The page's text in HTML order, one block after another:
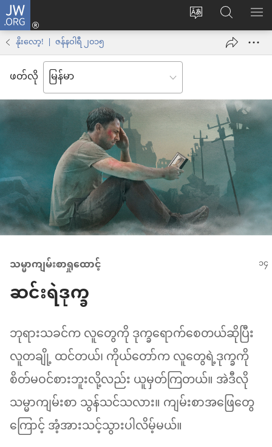
JW.ORG
ဝ
ဘာသာစကား
ကို
ပြောင်း
ပါ
Log
in
အသစ်
ဖွ
င့်
တယ်)
JW.ORG
ရှာ
နိုးလော့! | ဇန်နဝါရီ ၂၀၁၅
ဖတ်လို
သမ္မာကျမ်းစာရှုထောင့်
ဆင်းရဲဒုက္ခ
ဘုရားသခင်က လူတွေကို ဒုက္ခရောက်စေတယ်ဆိုပြီး
လူတချို့ ထင်တယ်၊ ကိုယ်တော်က လူတွေရဲ့ဒုက္ခကို
စိတ်မဝင်စားဘူးလို့လည်း ယူမှတ်ကြတယ်။ အဲဒီလို
သမ္မာကျမ်းစာ သွန်သင်သလား။ ကျမ်းစာအဖြေတွေ
ကြောင့် အံ့အားသင့်သွားပါလိမ့်မယ်။